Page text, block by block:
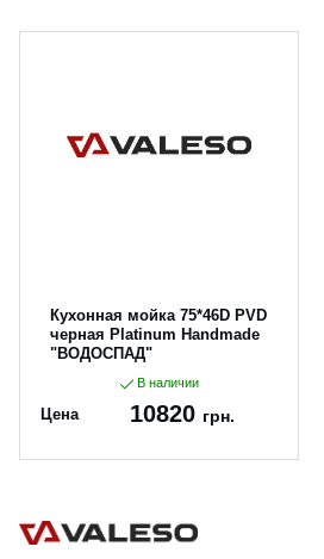
Кухонная мойка 75*46D PVD
черная Platinum Handmade
"ВОДОСПАД"
В наличии
Цена 10820 грн.